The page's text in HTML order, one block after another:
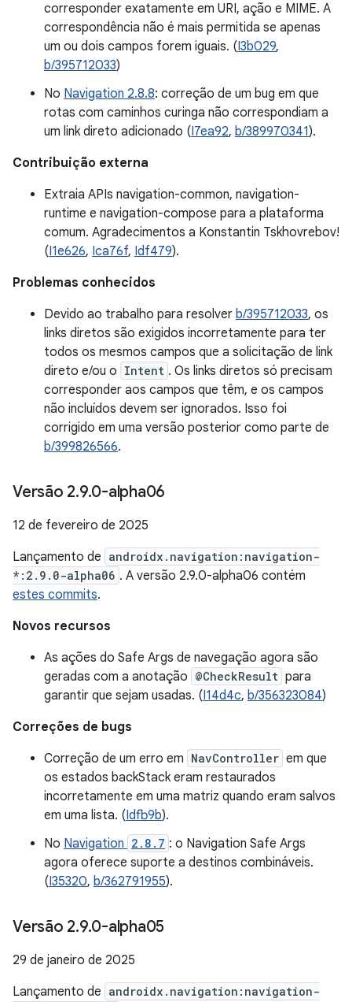
corresponder exatamente em URI, ação e MIME. A
correspondência não é mais permitida se apenas
um ou dois campos forem iguais. (I3b029,
b/395712033)
No Navigation 2.8.8: correção de um bug em que
rotas com caminhos curinga não correspondiam a
um link direto adicionado (I7ea92, b/389970341).
Contribuição externa
Extraia APIs navigation-common, navigation-
runtime e navigation-compose para a plataforma
comum. Agradecimentos a Konstantin Tskhovrebov!
(I1e626, Ica76f, Idf479).
Problemas conhecidos
Devido ao trabalho para resolver b/395712033, os
links diretos são exigidos incorretamente para ter
todos os mesmos campos que a solicitação de link
direto e/ou o Intent . Os links diretos só precisam
corresponder aos campos que têm, e os campos
não incluídos devem ser ignorados. Isso foi
corrigido em uma versão posterior como parte de
b/399826566.
Versão 2.9.0-alpha06
12 de fevereiro de 2025
Lançamento de androidx.navigation:navigation-
*:2.9.0-alpha06 . A versão 2.9.0-alpha06 contém
estes commits.
Novos recursos
As ações do Safe Args de navegação agora são
geradas com a anotação @CheckResult para
garantir que sejam usadas. (I14d4c, b/356323084)
Correções de bugs
Correção de um erro em NavController em que
os estados backStack eram restaurados
incorretamente em uma matriz quando eram salvos
em uma lista. (Idfb9b).
No Navigation 2.8.7 : o Navigation Safe Args
agora oferece suporte a destinos combináveis.
(I35320, b/362791955).
Versão 2.9.0-alpha05
29 de janeiro de 2025
Lançamento de androidx.navigation:navigation-